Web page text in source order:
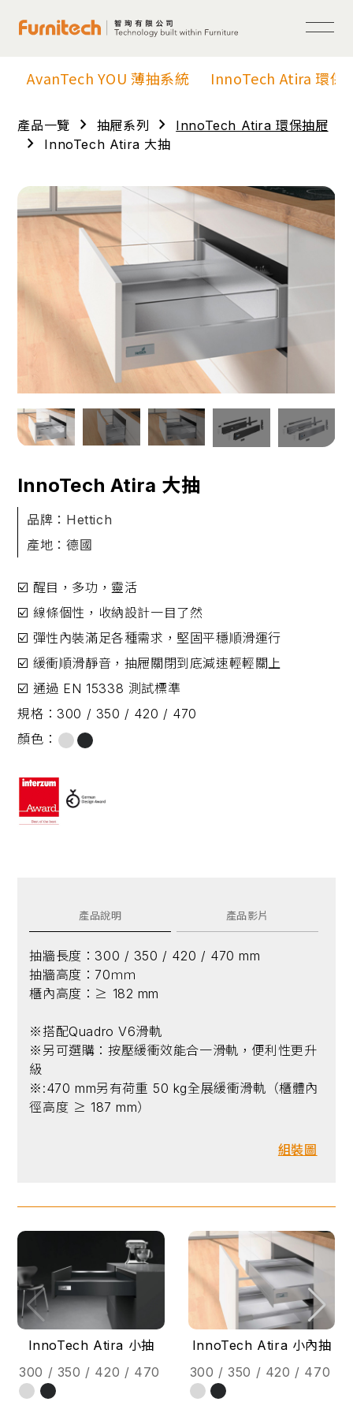
AvanTech YOU 薄抽系統 InnoTech Atira 環保
產品一覽 chevron_right 抽屜系列 chevron_right InnoTech Atira 環保抽屜
chevron_right InnoTech Atira 大抽
InnoTech Atira 大抽
品牌：Hettich
產地：德國
☑️ 醒目，多功，靈活
☑️ 線條個性，收納設計一目了然
☑️ 彈性內裝滿足各種需求，堅固平穩順滑運行
☑️ 緩衝順滑靜音，抽屜關閉到底減速輕輕關上
☑️ 通過 EN 15338 測試標準
規格： 300 / 350 / 420 / 470
顏色：
產品說明 產品影片
抽牆長度：300 / 350 / 420 / 470 mm
抽牆高度：70ｍｍ
櫃內高度：≥ 182 mm
※搭配Quadro V6滑軌
※另可選購：按壓緩衝效能合一滑軌，便利性更升
級
※:470 mm另有荷重 50 kg全展緩衝滑軌（櫃體內
徑高度 ≥ 187 mm）
組裝圖
InnoTech Atira 小抽
300 / 350 / 420 / 470
InnoTech Atira 小內抽
300 / 350 / 420 / 470